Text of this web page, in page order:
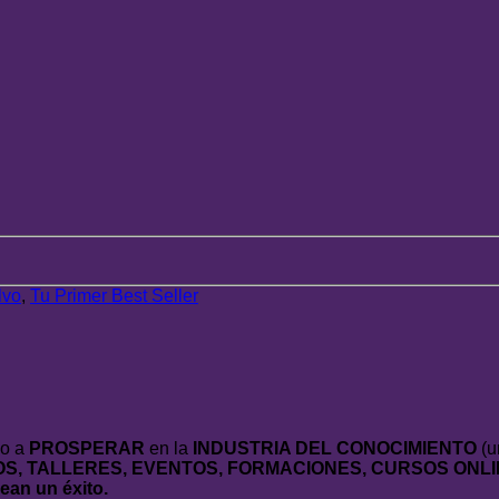
, Tu Primer Best Seller
a PROSPERAR en la INDUSTRIA DEL CONOCIMIENTO
TALLERES, EVENTOS, FORMACIONES, CURSOS
un éxito.